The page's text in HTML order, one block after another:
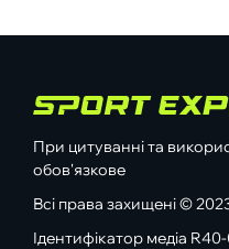
При цитуванні та
обов'язкове
Всі права захищені ©
Ідентифікатор медіа